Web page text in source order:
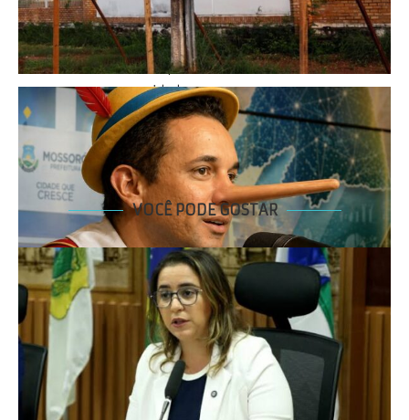
REDAÇÃO
Jornalistas comprometidos em fornecer
notícias precisas, confiáveis e relevantes
para a nossa comunidade
VOCÊ PODE GOSTAR